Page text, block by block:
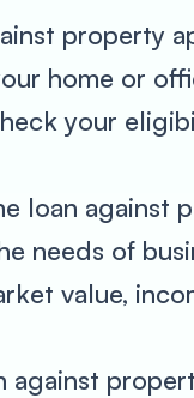
home or
your
loan against
needs of
value,
against